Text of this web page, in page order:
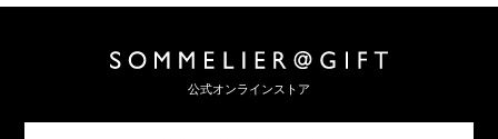
公式オンラインストア